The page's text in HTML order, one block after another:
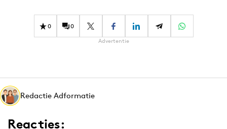
Gedragsverandering
Influencer marketing
Media
Merkstrategie
PR
Programmatic
0 0
Advertentie
Redactie Adformatie
Reacties: